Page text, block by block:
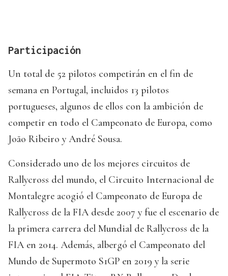
Participación
Un total de 52 pilotos competirán en el fin de
semana en Portugal, incluidos 13 pilotos
portugueses, algunos de ellos con la ambición de
competir en todo el Campeonato de Europa, como
João Ribeiro y André Sousa.
Considerado uno de los mejores circuitos de
Rallycross del mundo, el Circuito Internacional de
Montalegre acogió el Campeonato de Europa de
Rallycross de la FIA desde 2007 y fue el escenario de
la primera carrera del Mundial de Rallycross de la
FIA en 2014. Además, albergó el Campeonato del
Mundo de Supermoto S1GP en 2019 y la serie